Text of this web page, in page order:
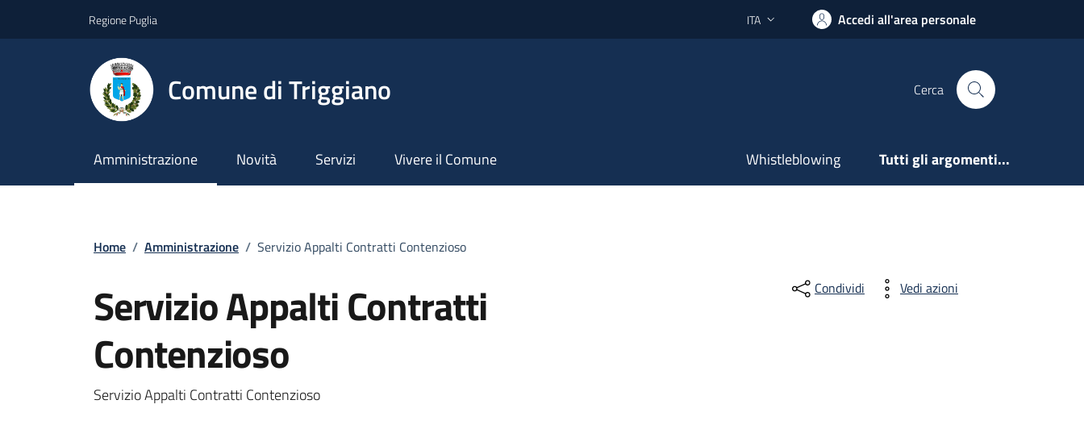
Regione Puglia Lingua attiva:
ITA Accedi all'area personale
Comune di Triggiano Cerca
Amministrazione Novità Servizi Vivere il Comune Whistleblowing Tutti gli argomenti...
Home / Amministrazione / Servizio Appalti Contratti Contenzioso
Servizio Appalti Contratti
Contenzioso
Servizio Appalti Contratti Contenzioso
Condividi Vedi azioni